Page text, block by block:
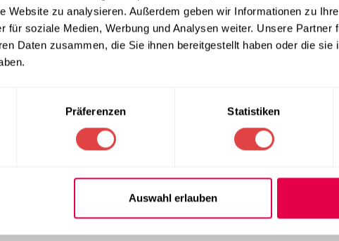
Website zu analysieren. Außerdem geben wir Informationen zu
für soziale Medien, Werbung und Analysen weiter. Unsere Partner
Daten zusammen, die Sie ihnen bereitgestellt haben oder die sie
Präferenzen Statistiken
Auswahl erlauben